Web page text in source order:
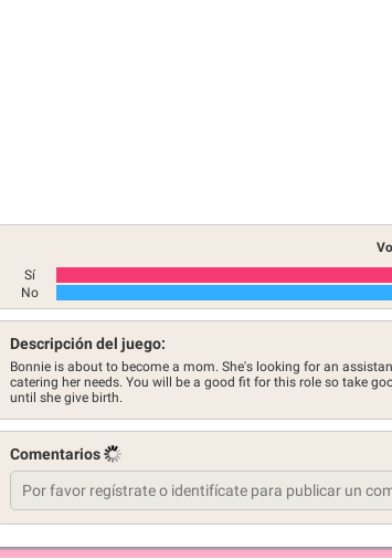
Sí
No
Descripción del juego:
Bonnie is about to become a mom. She's looking for an
catering her needs. You will be a good fit for this role so take
until she give birth.
Comentarios